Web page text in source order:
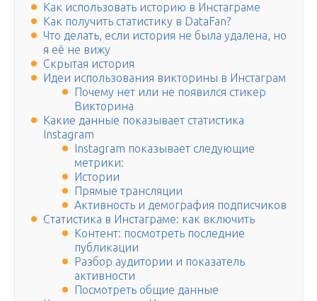
Как использовать историю в Инстаграме
Как получить статистику в DataFan?
Что делать, если история не была удалена, но
я её не вижу
Скрытая история
Идеи использования викторины в Инстаграм
Почему нет или не появился стикер
Викторина
Какие данные показывает статистика
Instagram
Instagram показывает следующие
метрики:
Истории
Прямые трансляции
Активность и демография подписчиков
Статистика в Инстаграме: как включить
Контент: посмотреть последние
публикации
Разбор аудитории и показатель
активности
Посмотреть общие данные